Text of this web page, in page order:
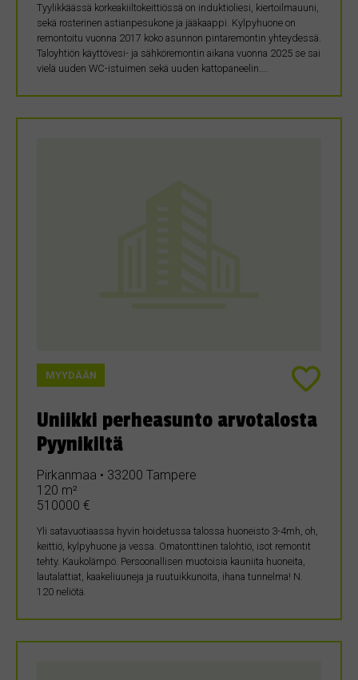
Tyylikkäässä korkeakiiltokeittiössä on induktioliesi, kiertoilmauuni,
sekä rosterinen astianpesukone ja jääkaappi. Kylpyhuone on
remontoitu vuonna 2017 koko asunnon pintaremontin yhteydessä.
Taloyhtiön käyttövesi- ja sähköremontin aikana vuonna 2025 se sai
vielä uuden WC-istuimen sekä uuden kattopaneelin….
MYYDÄÄN
Uniikki perheasunto arvotalosta
Pyynikiltä
Pirkanmaa • 33200 Tampere
120 m²
510000 €
Yli satavuotiaassa hyvin hoidetussa talossa huoneisto 3-4mh, oh,
keittiö, kylpyhuone ja vessa. Omatonttinen talohtiö, isot remontit
tehty. Kaukolämpö. Persoonallisen muotoisia kauniita huoneita,
lautalattiat, kaakeliuuneja ja ruutuikkunoita, ihana tunnelma! N.
120 neliötä.